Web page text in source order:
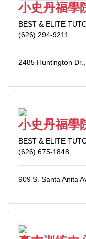
小史丹福學
BEST & ELITE
(626) 294-9211
2485 Huntington
小史丹福學
BEST & ELITE
(626) 675-1848
909 S. Santa Anita